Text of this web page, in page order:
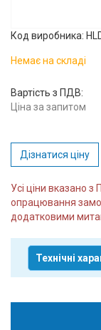
Вхід/
Тех.
Блог
Код виробника:
Немає на складі
Вартість з ПДВ:
Ціна за запитом
Дізнатися ціну
Усі ціни вказано
опрацювання
додатковими
Технічні